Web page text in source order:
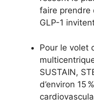
faire prendre
GLP-1
Pour le volet
SUSTAIN,
d’environ 15